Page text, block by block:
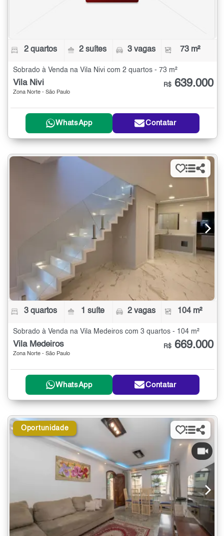
2 quartos 2 suítes 3 vagas 73 m²
Sobrado à Venda na Vila Nivi com 2 quartos - 73 m²
Vila Nivi
Zona Norte - São Paulo
R$ 639.000
WhatsApp Contatar
3 quartos 1 suíte 2 vagas 104 m²
Sobrado à Venda na Vila Medeiros com 3 quartos - 104 m²
Vila Medeiros
Zona Norte - São Paulo
R$ 669.000
WhatsApp Contatar
Oportunidade